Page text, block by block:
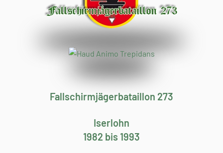
Fallschirmjägerbataillon 273
Iserlohn
1982 bis 1993